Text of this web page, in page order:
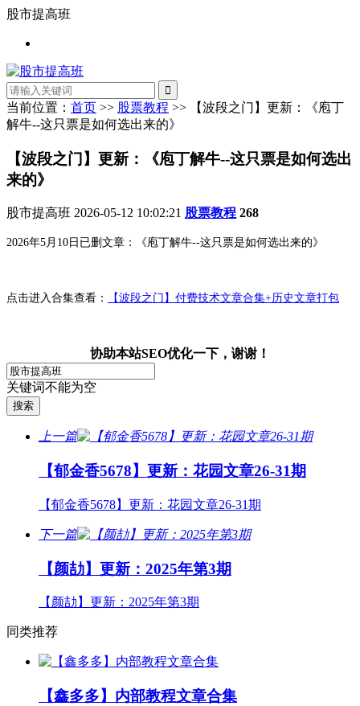
股市提高班
当前位置： 首页 >> 股票教程 >> 【波段之门】更新：《庖丁
解牛--这只票是如何选出来的》
【波段之门】更新：《庖丁解牛--这只票是如何选出
来的》
股市提高班 2026-05-12 10:02:21 股票教程 268
2026年5月10日已删文章：《庖丁解牛--这只票是如何选出来的》
点击进入合集查看： 【波段之门】付费技术文章合集+历史文章打包
协助本站SEO优化一下，谢谢！
关键词不能为空
上一篇
【郁金香5678】更新：花园文章26-31期
【郁金香5678】更新：花园文章26-31期
下一篇
【颜劼】更新：2025年第3期
【颜劼】更新：2025年第3期
同类推荐
【鑫多多】内部教程文章合集